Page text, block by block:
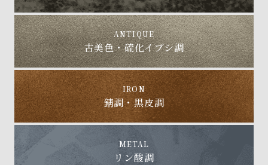
ANTIQUE
古美色・硫化イブシ調
IRON
錆調・黒皮調
METAL
リン酸調